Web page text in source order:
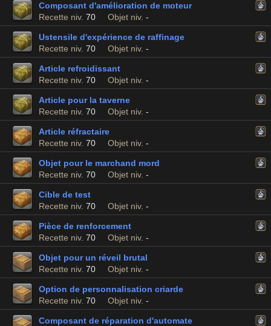
Composant d'amélioration de moteur
Recette niv. 70 Objet niv. -
Ustensile d'expérience de raffinage
Recette niv. 70 Objet niv. -
Article refroidissant
Recette niv. 70 Objet niv. -
Article pour la taverne
Recette niv. 70 Objet niv. -
Article réfractaire
Recette niv. 70 Objet niv. -
Objet pour le marchand mord
Recette niv. 70 Objet niv. -
Cible de test
Recette niv. 70 Objet niv. -
Pièce de renforcement
Recette niv. 70 Objet niv. -
Objet pour un réveil brutal
Recette niv. 70 Objet niv. -
Option de personnalisation criarde
Recette niv. 70 Objet niv. -
Composant de réparation d'automate